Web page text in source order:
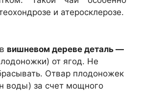
и атеросклерозе.
вишневом дереве деталь —
от ягод. Не
Отвар плодоножек
воды) за счет мощного